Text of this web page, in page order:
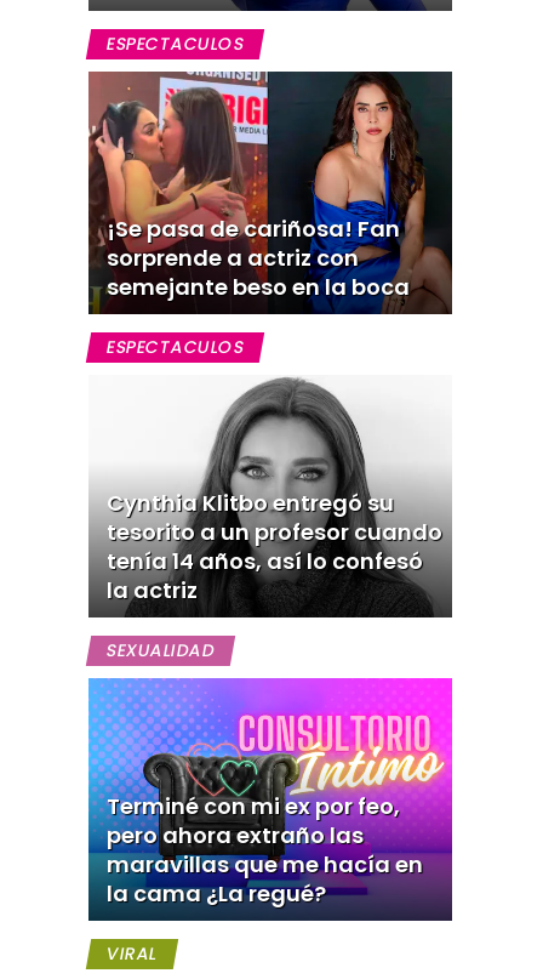
ESPECTACULOS
¡Se pasa de cariñosa! Fan
sorprende a actriz con
semejante beso en la boca
ESPECTACULOS
Cynthia Klitbo entregó su
tesorito a un profesor cuando
tenía 14 años, así lo confesó
la actriz
SEXUALIDAD
Terminé con mi ex por feo,
pero ahora extraño las
maravillas que me hacía en
la cama ¿La regué?
VIRAL